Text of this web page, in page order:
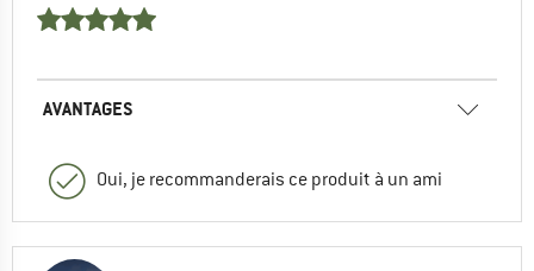
AVANTAGES
Oui, je recommanderais ce produit à un ami